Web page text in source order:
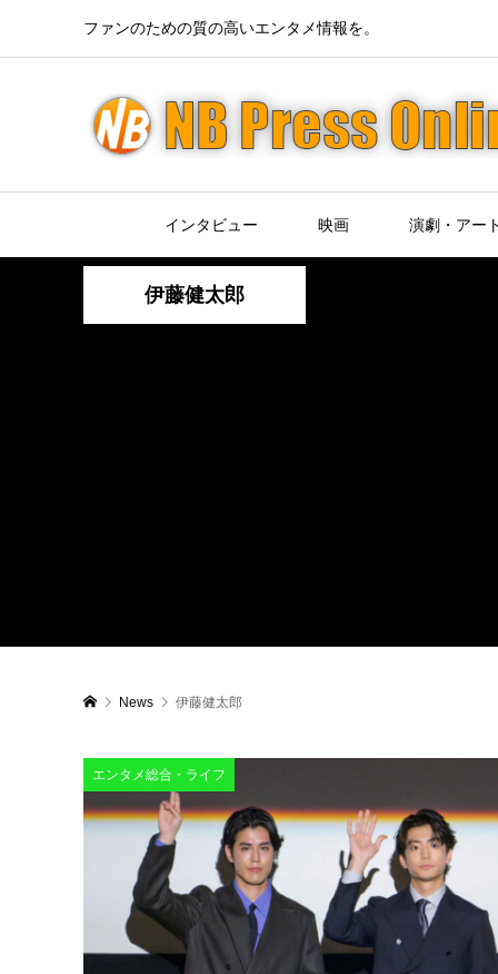
ファンのための質の高いエンタメ情報を。
インタビュー 映画 演劇・アー
伊藤健太郎
News 伊藤健太郎
エンタメ総合・ライフ